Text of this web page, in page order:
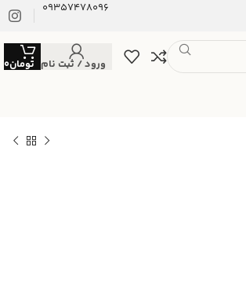
09357478096
ورود / ثبت نام تومان0